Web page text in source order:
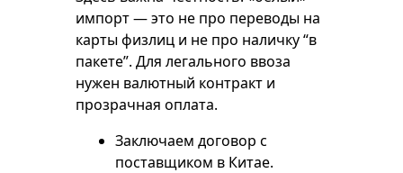
импорт — это не про переводы на
карты физлиц и не про наличку “в
пакете”. Для легального ввоза
нужен валютный контракт и
прозрачная оплата.
Заключаем договор с
поставщиком в Китае.